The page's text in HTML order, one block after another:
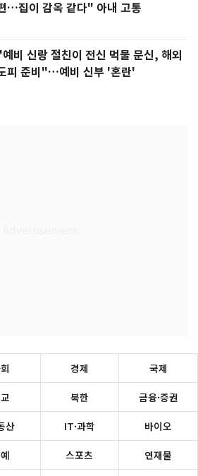
…집이 감옥 같다" 아내 고통
비 신랑 절친이 전신 먹물 문신, 해외
피 준비"…예비 신부 '혼란'
경제 국제
북한 금융·증권
산 IT·과학 바이오
스포츠 연재물